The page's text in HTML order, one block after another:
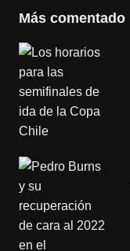
Más comentado